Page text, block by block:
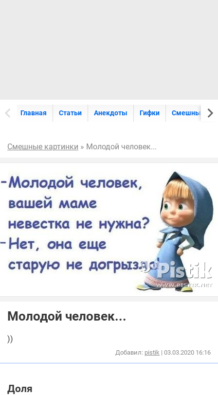
Главная Статьи Анекдоты Гифки Смешные
Смешные картинки » Молодой человек...
Молодой человек...
))
Добавил: pistik | 03.03.2020 16:16
Доля